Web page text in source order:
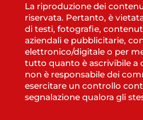
La riproduzione dei
riservata. Pertanto, è
di testi, fotografie,
aziendali e pubblicitarie,
elettronico/digitale o per
tutto quanto è ascrivibile a
non è responsabile dei
esercitare un controllo
segnalazione qualora gli